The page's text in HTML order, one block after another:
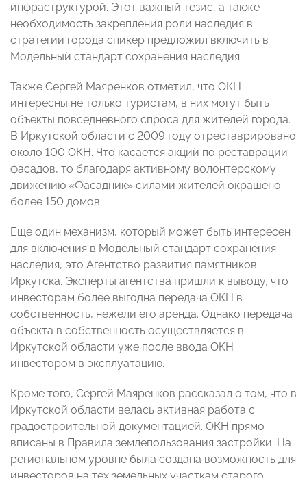
инфраструктурой. Этот важный тезис, а также
необходимость закрепления роли наследия в
стратегии города спикер предложил включить в
Модельный стандарт сохранения наследия.
Также Сергей Маяренков отметил, что ОКН
интересны не только туристам, в них могут быть
объекты повседневного спроса для жителей города.
В Иркутской области с 2009 году отреставрировано
около 100 ОКН. Что касается акций по реставрации
фасадов, то благодаря активному волонтерскому
движению «Фасадник» силами жителей окрашено
более 150 домов.
Еще один механизм, который может быть интересен
для включения в Модельный стандарт сохранения
наследия, это Агентство развития памятников
Иркутска. Эксперты агентства пришли к выводу, что
инвесторам более выгодна передача ОКН в
собственность, нежели его аренда. Однако передача
объекта в собственность осуществляется в
Иркутской области уже после ввода ОКН
инвестором в эксплуатацию.
Кроме того, Сергей Маяренков рассказал о том, что в
Иркутской области велась активная работа с
градостроительной документацией. ОКН прямо
вписаны в Правила землепользования застройки. На
региональном уровне была создана возможность для